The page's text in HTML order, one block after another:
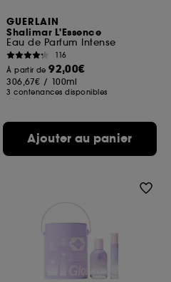
GUERLAIN
Shalimar L'Essence
Eau de Parfum Intense
116
À partir de92,00€
306,67€ / 100ml
3 contenances disponibles
Ajouter au panier